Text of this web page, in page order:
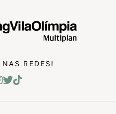
REDES!